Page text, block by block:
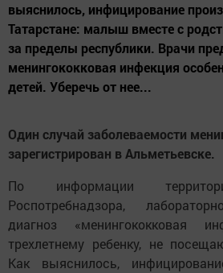
выяснилось, инфицирование
Татарстане: малыш вместе с
за пределы республики. Врачи
менингококковая инфекция
детей. Уберечь от нее...
Один случай заболеваемости
зарегистрирован в Альметьевске.
По информации
Роспотребнадзора,
диагноз «менингококковая
трехлетнему ребенку, не
Как выяснилось,